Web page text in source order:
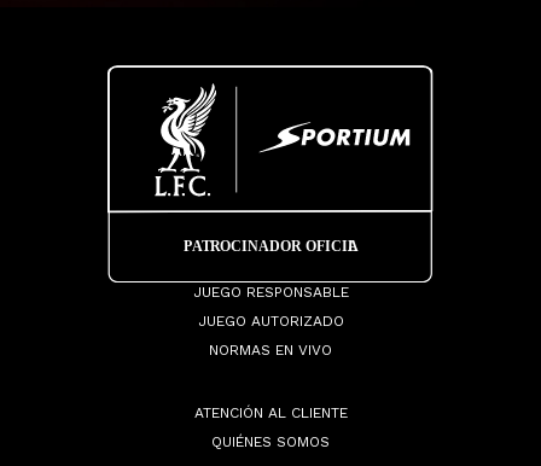
JUEGO RESPONSABLE
JUEGO AUTORIZADO
NORMAS EN VIVO
ATENCIÓN AL CLIENTE
QUIÉNES SOMOS